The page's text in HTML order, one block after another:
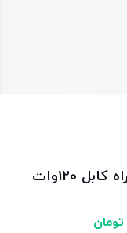
شارژر اورجینال به همراه کابل 120وات
تومان